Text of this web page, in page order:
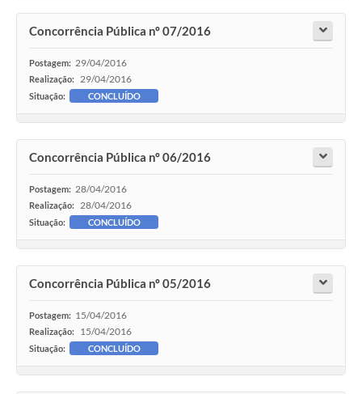
Concorrência Pública nº 07/2016
Postagem: 29/04/2016
Realização: 29/04/2016
Situação: CONCLUÍDO
Concorrência Pública nº 06/2016
Postagem: 28/04/2016
Realização: 28/04/2016
Situação: CONCLUÍDO
Concorrência Pública nº 05/2016
Postagem: 15/04/2016
Realização: 15/04/2016
Situação: CONCLUÍDO